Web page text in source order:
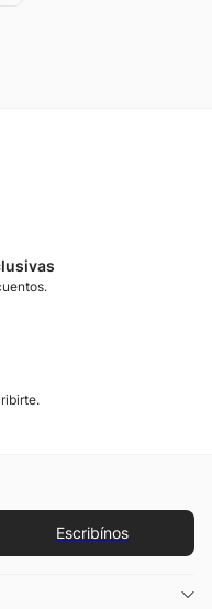
Escribínos